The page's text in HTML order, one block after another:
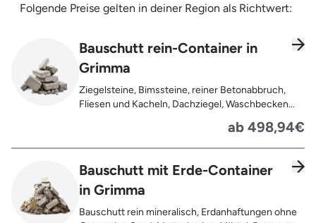
Folgende Preise gelten in deiner Region als Richtwert:
Bauschutt rein-Container in
Grimma
Ziegelsteine, Bimssteine, reiner Betonabbruch,
Fliesen und Kacheln, Dachziegel, Waschbecken
Pflastersteine, Kalksand-Mauerwerk, Zement und
Putzreste
ab 498,94€
Bauschutt mit Erde-Container
in Grimma
Bauschutt rein mineralisch, Erdanhaftungen ohne